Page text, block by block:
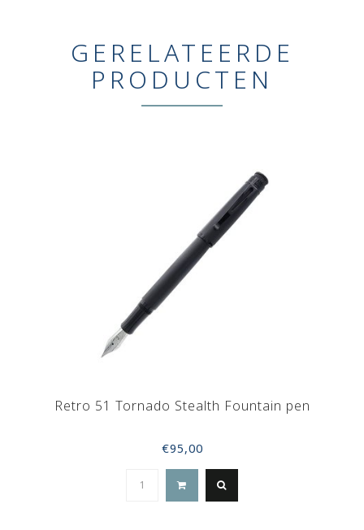
GERELATEERDE
PRODUCTEN
Retro 51 Tornado Stealth Fountain pen
€95,00